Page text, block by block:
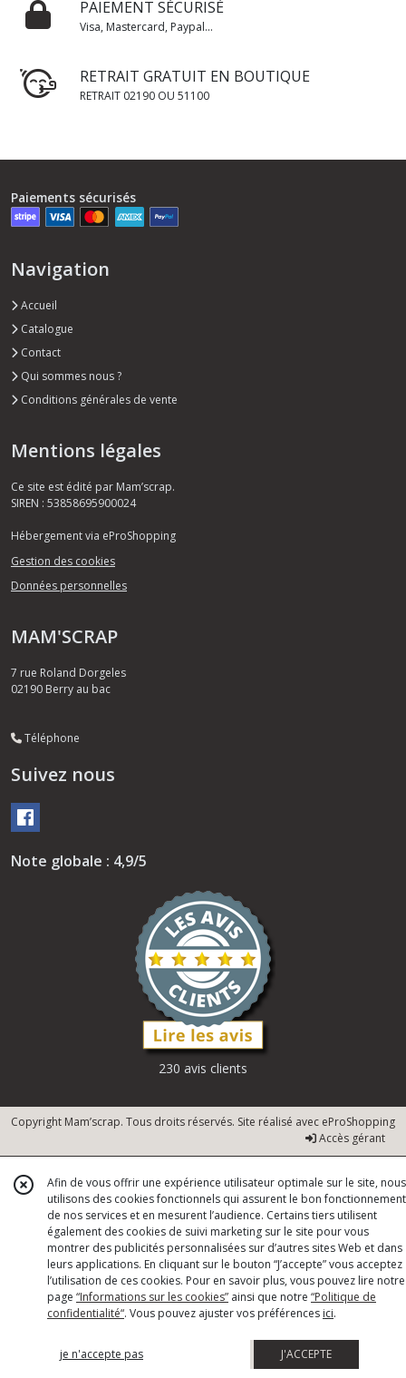
PAIEMENT SÉCURISÉ
Visa, Mastercard, Paypal...
RETRAIT GRATUIT EN BOUTIQUE
RETRAIT 02190 OU 51100
Paiements sécurisés
Navigation
Accueil
Catalogue
Contact
Qui sommes nous ?
Conditions générales de vente
Mentions légales
Ce site est édité par Mam’scrap.
SIREN : 53858695900024
Hébergement via eProShopping
Gestion des cookies
Données personnelles
MAM'SCRAP
7 rue Roland Dorgeles
02190 Berry au bac
Téléphone
Suivez nous
Note globale : 4,9/5
230 avis clients
Copyright Mam’scrap. Tous droits réservés. Site réalisé avec eProShopping
Accès gérant
Afin de vous offrir une expérience utilisateur optimale sur le site, nous
utilisons des cookies fonctionnels qui assurent le bon fonctionnement
de nos services et en mesurent l’audience. Certains tiers utilisent
également des cookies de suivi marketing sur le site pour vous
montrer des publicités personnalisées sur d’autres sites Web et dans
leurs applications. En cliquant sur le bouton “J’accepte” vous acceptez
l’utilisation de ces cookies. Pour en savoir plus, vous pouvez lire notre
page “Informations sur les cookies” ainsi que notre “Politique de
confidentialité“. Vous pouvez ajuster vos préférences ici.
je n'accepte pas J'ACCEPTE